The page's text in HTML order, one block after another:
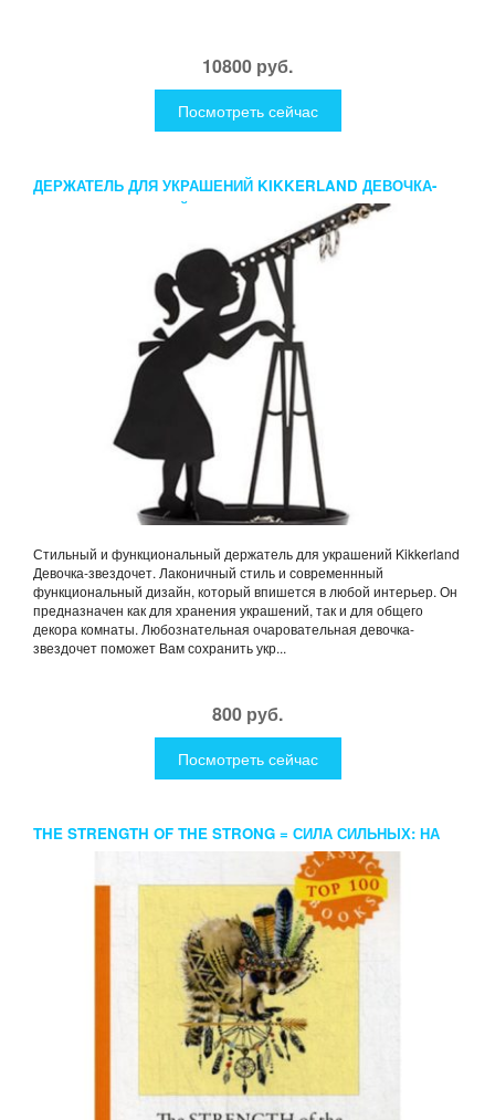
10800 руб.
Посмотреть сейчас
ДЕРЖАТЕЛЬ ДЛЯ УКРАШЕНИЙ KIKKERLAND ДЕВОЧКА-
ЗВЕЗДОЧЕТ ЧЕРНЫЙ
Стильный и функциональный держатель для украшений Kikkerland
Девочка-звездочет. Лаконичный стиль и современнный
функциональный дизайн, который впишется в любой интерьер. Он
предназначен как для хранения украшений, так и для общего
декора комнаты. Любознательная очаровательная девочка-
звездочет поможет Вам сохранить укр...
800 руб.
Посмотреть сейчас
THE STRENGTH OF THE STRONG = СИЛА СИЛЬНЫХ: НА